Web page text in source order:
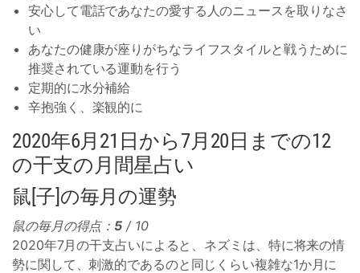
安心して電話であなたの愛する人のニュースを取りなさ
い
あなたの健康が座りがちなライフスタイルと戦うために
推奨されている運動を行う
定期的に水分補給
辛抱強く、楽観的に
2020年6月21日から7月20日までの12
の干支の月間星占い
鼠[子]の毎月の運勢
鼠の毎月の得点：5 / 10
2020年7月の干支占いによると、ネズミは、特に将来の情
勢に関して、刺激的であるのと同じくらい複雑な1か月に